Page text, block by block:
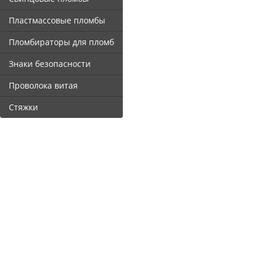
Пластмассовые пломбы
Пломбираторы для пломб
Знаки безопасности
Проволока витая
Стяжки